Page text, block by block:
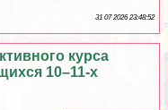
31 07 2026 23:48:52
курса
10–11-х